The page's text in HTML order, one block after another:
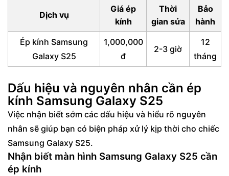
Lợi ích vượt trội của dịch vụ ép kính
Samsung S25 tại FU Mobile
Cam kết chất lượng và chính sách bảo
Dịch vụ
Giá ép
kính
Thời
gian sửa
Bảo
hành
Ép kính Samsung
Galaxy S25
1,000,000
đ
2-3 giờ
12
tháng
Dấu hiệu và nguyên nhân cần ép
kính Samsung Galaxy S25
Việc nhận biết sớm các dấu hiệu và hiểu rõ nguyên
nhân sẽ giúp bạn có biện pháp xử lý kịp thời cho chiếc
Samsung Galaxy S25.
Nhận biết màn hình Samsung Galaxy S25 cần
ép kính